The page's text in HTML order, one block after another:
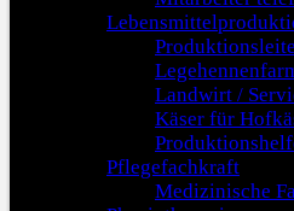
Landwirt /
Käser für
Pflegefachkraft
Medizinische